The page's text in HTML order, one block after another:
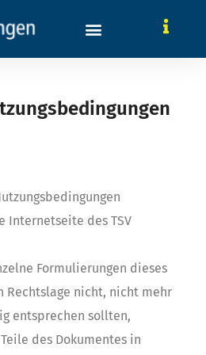
Internetseite des TSV
Formulierungen dieses
Rechtslage nicht, nicht mehr
entsprechen sollten,
des Dokumentes in